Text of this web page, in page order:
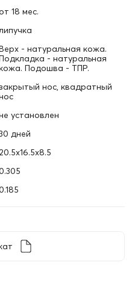
18 мес.
- натуральная кожа.
- натуральная
Подошва - ТПР.
нос, квадратный
установлен
дней
20.5х16.5х8.5